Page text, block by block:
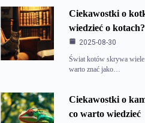
Ciekawostki o
wiedzieć o kotach?
2025-08-30
Świat kotów skrywa
warto znać jako…
Ciekawostki o
co warto wiedzieć